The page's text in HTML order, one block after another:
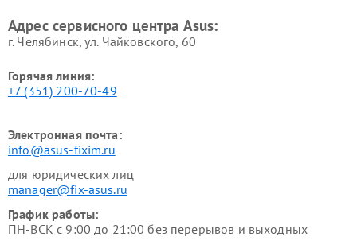
Адрес сервисного центра Asus:
г. Челябинск, ул. Чайковского, 60
Горячая линия:
+7 (351) 200-70-49
Электронная почта:
info@asus-fixim.ru
для юридических лиц
manager@fix-asus.ru
График работы:
ПН-ВСК с 9:00 до 21:00 без перерывов и выходных